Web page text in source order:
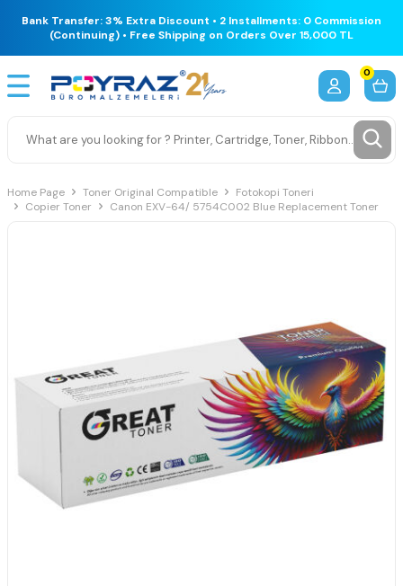
Bank Transfer: 3% Extra Discount • 2 Installments: 0 Commission
(Continuing) • Free Shipping on Orders Over 15,000 TL
0
Home Page Toner Original Compatible
Fotokopi Toneri
Copier Toner
Canon EXV-64/ 5754C002 Blue Replacement Toner